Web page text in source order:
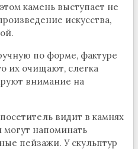
камень выступает не
искусства,
по форме, фактуре
их очищают, слегка
внимание на
видит в камнях
напоминать
пейзажи. У скульптур